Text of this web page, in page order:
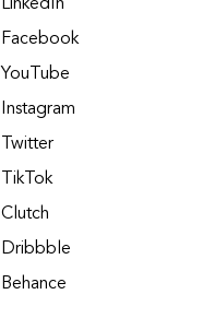
LinkedIn
Facebook
YouTube
Instagram
Twitter
TikTok
Clutch
Dribbble
Behance